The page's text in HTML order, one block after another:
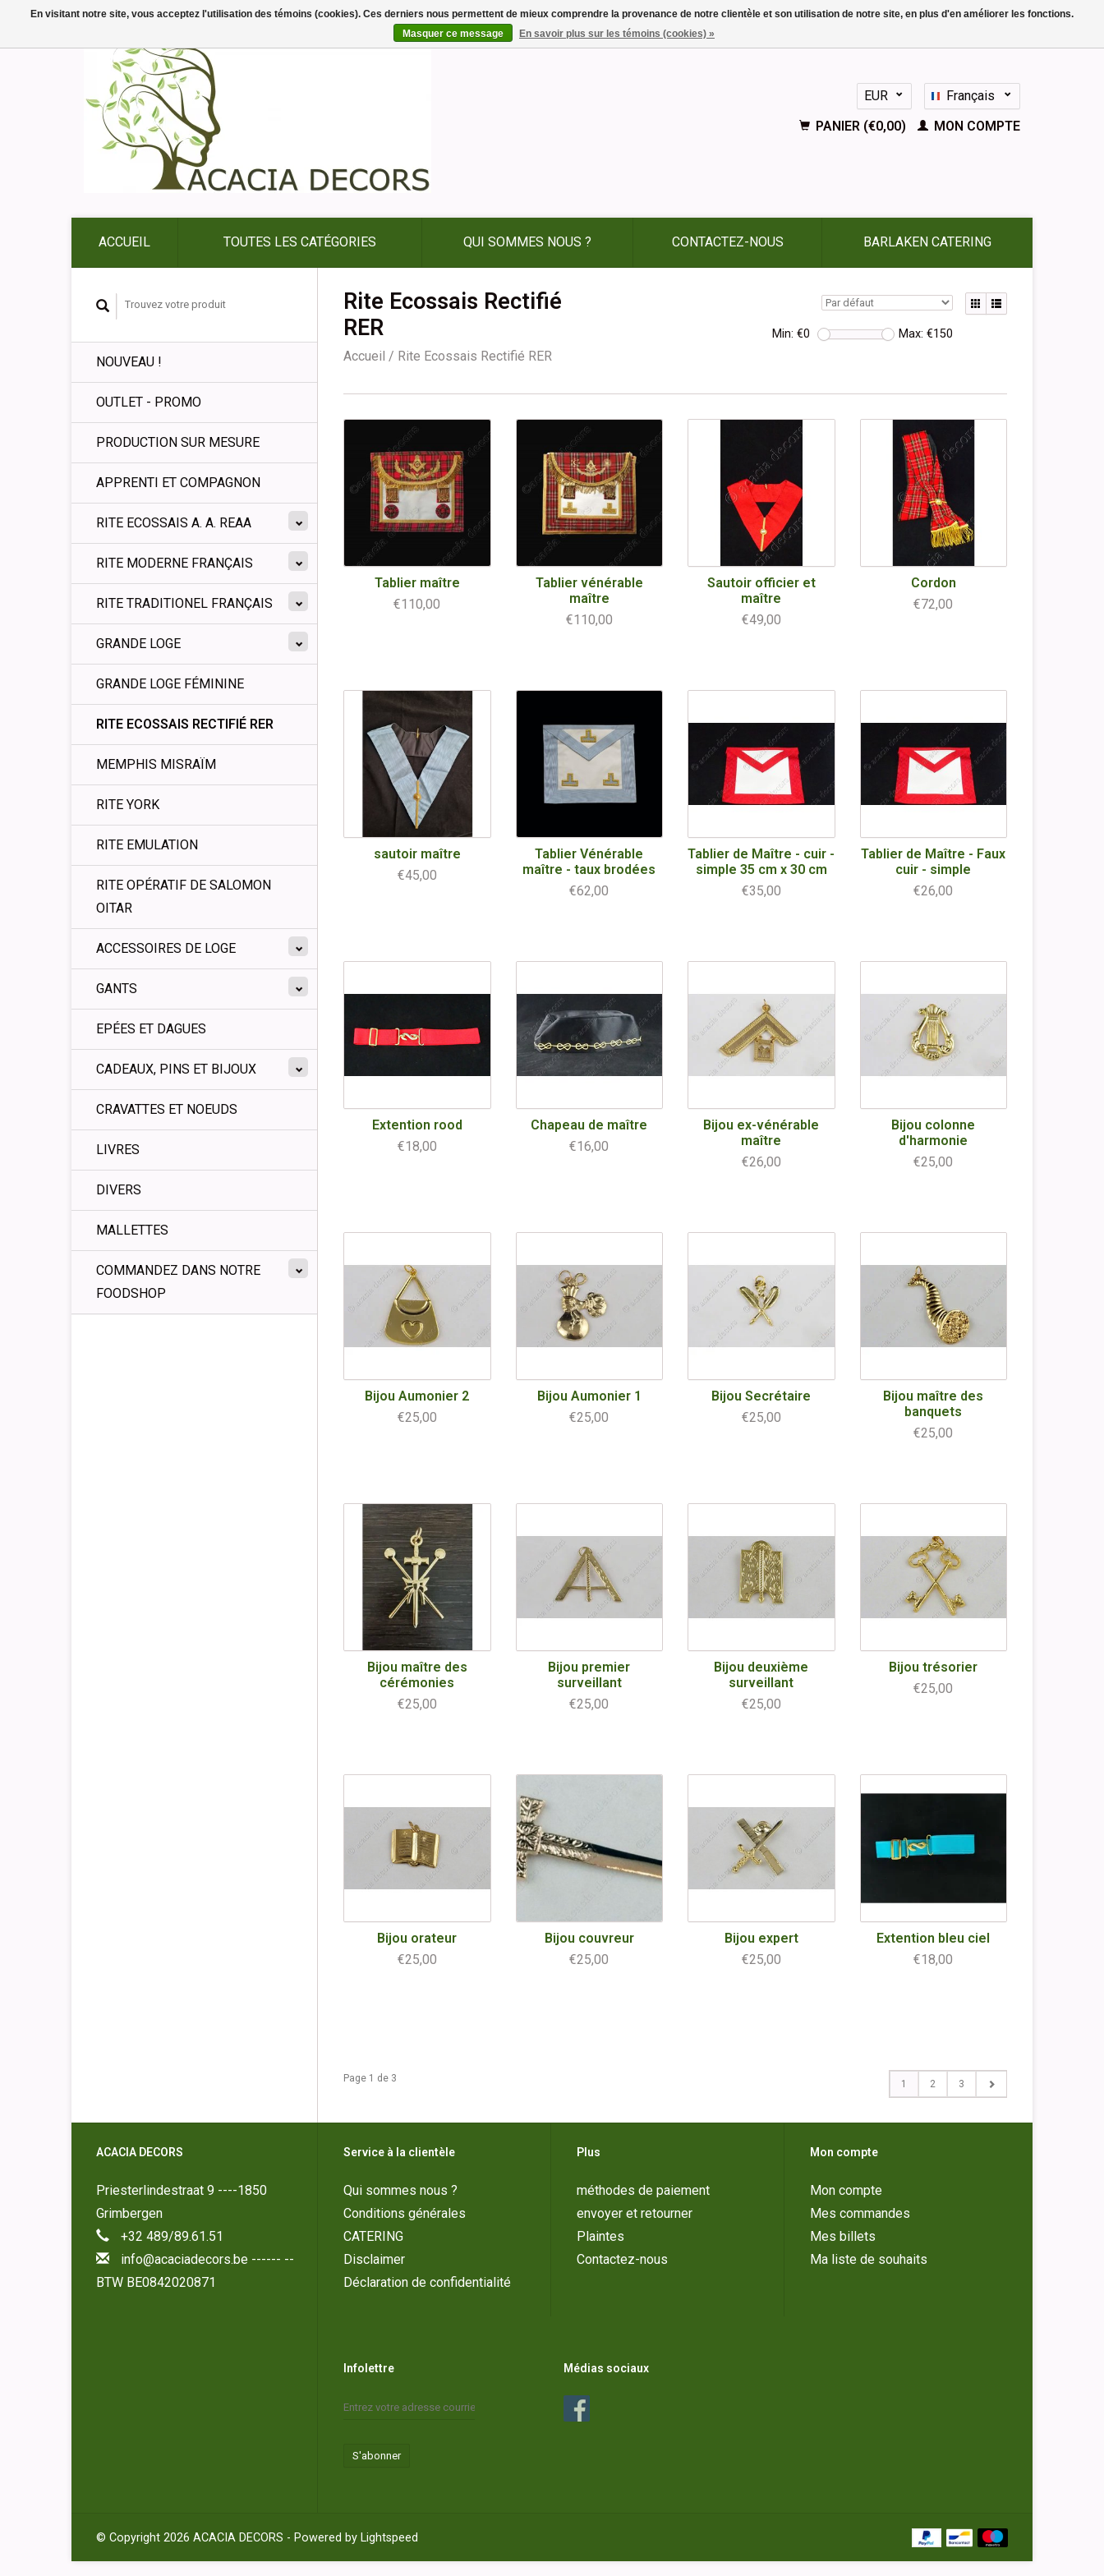
EUR
GBP
Français
Nederlands
Deutsch
PANIER (€0,00) MON COMPTE
ACCUEIL TOUTES LES CATÉGORIES QUI SOMMES NOUS ? CONTACTEZ-NOUS BARLAKEN CATERING
NOUVEAU !
OUTLET - PROMO
PRODUCTION SUR MESURE
APPRENTI ET COMPAGNON
RITE ECOSSAIS A. A. REAA
RITE MODERNE FRANÇAIS
RITE TRADITIONEL FRANÇAIS
GRANDE LOGE
GRANDE LOGE FÉMININE
RITE ECOSSAIS RECTIFIÉ RER
MEMPHIS MISRAÏM
RITE YORK
RITE EMULATION
RITE OPÉRATIF DE SALOMON
OITAR
ACCESSOIRES DE LOGE
GANTS
EPÉES ET DAGUES
CADEAUX, PINS ET BIJOUX
CRAVATTES ET NOEUDS
LIVRES
DIVERS
MALLETTES
COMMANDEZ DANS NOTRE
FOODSHOP
Rite Ecossais Rectifié
RER
Accueil / Rite Ecossais Rectifié RER
Min: €0 Max: €150
Tablier maître
€110,00
Tablier vénérable
maître
€110,00
Sautoir officier et
maître
€49,00
Cordon
€72,00
sautoir maître
€45,00
Tablier Vénérable
maître - taux brodées
€62,00
Tablier de Maître - cuir -
simple 35 cm x 30 cm
€35,00
Tablier de Maître - Faux
cuir - simple
€26,00
Extention rood
€18,00
Chapeau de maître
€16,00
Bijou ex-vénérable
maître
€26,00
Bijou colonne
d'harmonie
€25,00
Bijou Aumonier 2
€25,00
Bijou Aumonier 1
€25,00
Bijou Secrétaire
€25,00
Bijou maître des
banquets
€25,00
Bijou maître des
cérémonies
€25,00
Bijou premier
surveillant
€25,00
Bijou deuxième
surveillant
€25,00
Bijou trésorier
€25,00
Bijou orateur
€25,00
Bijou couvreur
€25,00
Bijou expert
€25,00
Extention bleu ciel
€18,00
Page 1 de 3 1 2 3
ACACIA DECORS
Priesterlindestraat 9 ----1850
Grimbergen
+32 489/89.61.51
info@acaciadecors.be ------ --
BTW BE0842020871
Service à la clientèle
Qui sommes nous ?
Conditions générales
CATERING
Disclaimer
Déclaration de confidentialité
Plus
méthodes de paiement
envoyer et retourner
Plaintes
Contactez-nous
Mon compte
Mon compte
Mes commandes
Mes billets
Ma liste de souhaits
Infolettre
S'abonner
Médias sociaux
© Copyright 2026 ACACIA DECORS - Powered by Lightspeed
En visitant notre site, vous acceptez l'utilisation des témoins (cookies). Ces derniers nous permettent de mieux comprendre la provenance de notre clientèle et son utilisation de notre site, en plus d'en améliorer les fonctions.
Masquer ce message
En savoir plus sur les témoins (cookies) »